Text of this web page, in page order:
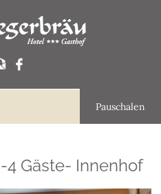
Pauschalen
4 Gäste- Innenhof